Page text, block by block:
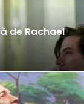
de Rachael